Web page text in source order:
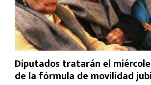
Diputados tratarán el
de la fórmula de movilidad